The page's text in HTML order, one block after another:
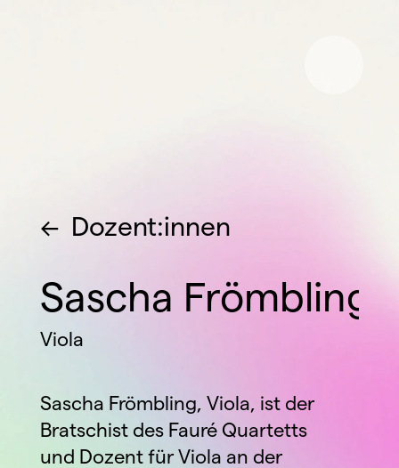
<- Dozent:innen
Sascha Frömbling
Viola
Sascha Frömbling, Viola, ist der
Bratschist des Fauré Quartetts
und Dozent für Viola an der